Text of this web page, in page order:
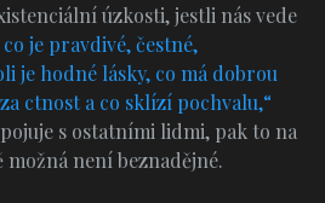
úzkosti, jestli nás vede
je pravdivé, čestné,
je hodné lásky, co má dobrou
ctnost a co sklízí pochvalu,“
s ostatními lidmi, pak to na
není beznadějné.